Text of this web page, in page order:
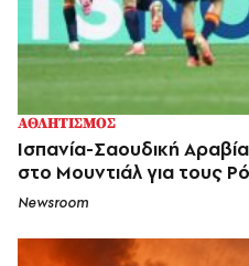
ΑΘΛΗΤΙΣΜΟΣ
Ισπανία-Σαουδική
στο Μουντιάλ για τους
Newsroom